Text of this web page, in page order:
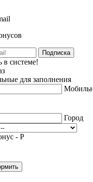
Подписка
в системе!
для заполнения
Город
- Р